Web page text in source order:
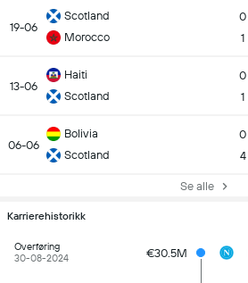
19-06
Scotland
Morocco
0
1
13-06
Haiti
Scotland
0
1
06-06
Bolivia
Scotland
0
4
Se alle
Karrierehistorikk
Overføring
30-08-2024
€30.5M